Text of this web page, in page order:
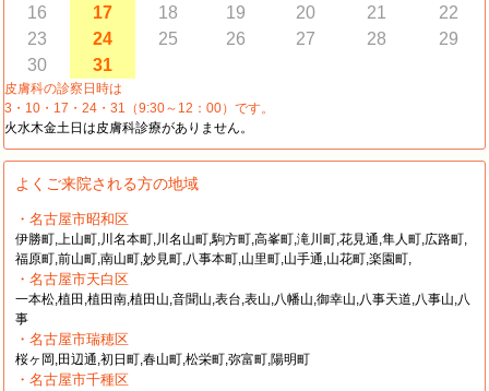
16
17 18 19 20 21
22
23
24 25 26 27 28
29
30
31
皮膚科の診察日時は
3・10・17・24・31（9:30～12：00）です。
火水木金土日は皮膚科診療がありません。
よくご来院される方の地域
・名古屋市昭和区
伊勝町,上山町,川名本町,川名山町,駒方町,高峯町,滝川町,花見通,隼人町,広路町,
福原町,前山町,南山町,妙見町,八事本町,山里町,山手通,山花町,楽園町,
・名古屋市天白区
一本松,植田,植田南,植田山,音聞山,表台,表山,八幡山,御幸山,八事天道,八事山,八
事
・名古屋市瑞穂区
桜ヶ岡,田辺通,初日町,春山町,松栄町,弥富町,陽明町
・名古屋市千種区